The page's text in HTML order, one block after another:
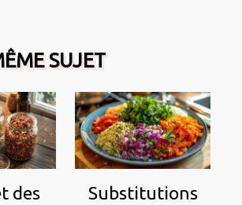
SUJET
des
Substitutions